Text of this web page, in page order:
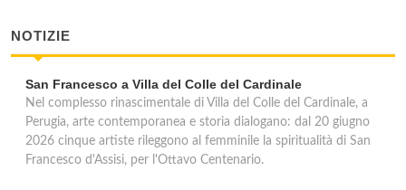
NOTIZIE
San Francesco a Villa del Colle del Cardinale
Nel complesso rinascimentale di Villa del Colle del Cardinale, a
Perugia, arte contemporanea e storia dialogano: dal 20 giugno
2026 cinque artiste rileggono al femminile la spiritualità di San
Francesco d'Assisi, per l'Ottavo Centenario.